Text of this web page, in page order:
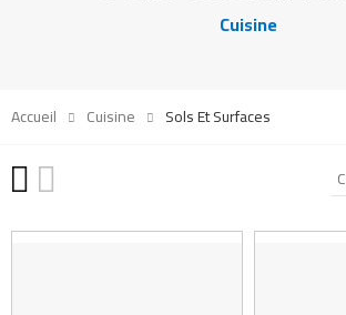
Cuisine
Accueil Cuisine Sols Et Surfaces